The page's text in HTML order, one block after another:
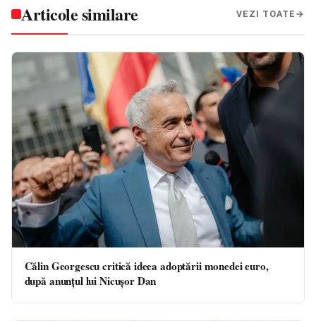
Articole similare VEZI TOATE
Călin Georgescu critică ideea adoptării monedei euro,
după anunțul lui Nicușor Dan